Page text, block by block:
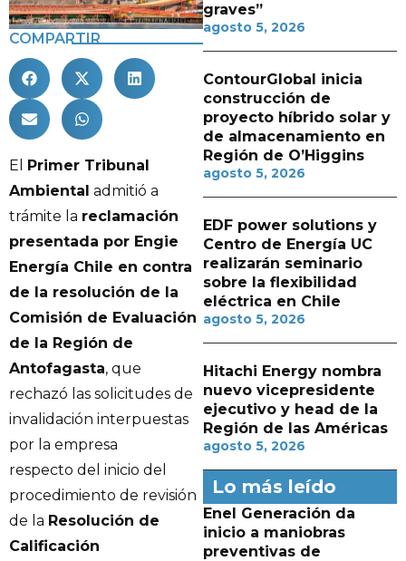
COMPARTIR
El Primer Tribunal
Ambiental admitió a
trámite la reclamación
presentada por Engie
Energía Chile en contra
de la resolución de la
Comisión de Evaluación
de la Región de
Antofagasta, que
rechazó las solicitudes de
invalidación interpuestas
por la empresa
respecto del inicio del
procedimiento de revisión
de la Resolución de
Calificación
graves”
agosto 5, 2026
ContourGlobal inicia
construcción de
proyecto híbrido solar y
de almacenamiento en
Región de O’Higgins
agosto 5, 2026
EDF power solutions y
Centro de Energía UC
realizarán seminario
sobre la flexibilidad
eléctrica en Chile
agosto 5, 2026
Hitachi Energy nombra
nuevo vicepresidente
ejecutivo y head de la
Región de las Américas
agosto 5, 2026
Lo más leído
Enel Generación da
inicio a maniobras
preventivas de